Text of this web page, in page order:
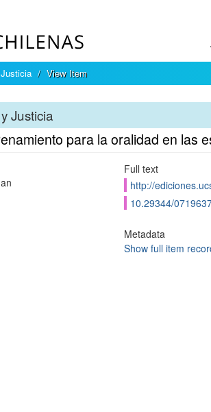
View Item
Justicia
para la oralidad en las
Full text
http://
10.29344/
Metadata
Show full item